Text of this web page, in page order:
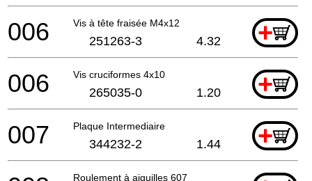
Vis à tête fraisée M4x12 +
006 251263-3 4.32
Vis cruciformes 4x10 +
006 265035-0 1.20
Plaque Intermediaire +
007 344232-2 1.44
Roulement à aiguilles 607